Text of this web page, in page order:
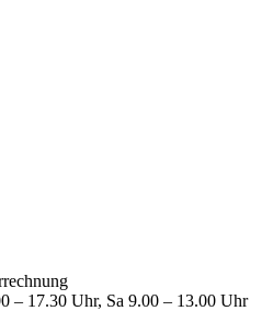
– 17.30 Uhr, Sa 9.00 – 13.00 Uhr